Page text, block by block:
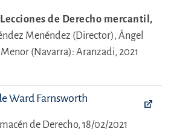
Lecciones de Derecho mercantil,
Menéndez (Director), Ángel
(Navarra): Aranzadi, 2021
Ward Farnsworth
de Derecho, 18/02/2021